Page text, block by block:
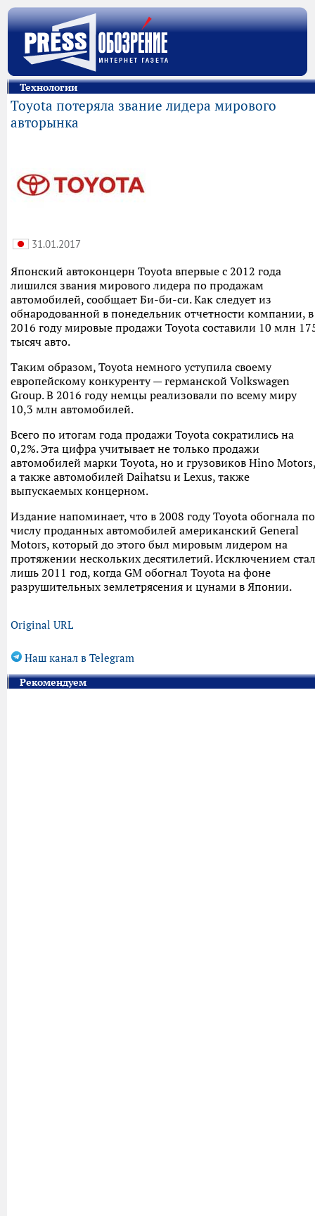
Технологии
Toyota потеряла звание лидера мирового
авторынка
31.01.2017
Японский автоконцерн Toyota впервые с 2012 года
лишился звания мирового лидера по продажам
автомобилей, сообщает Би-би-си. Как следует из
обнародованной в понедельник отчетности компании, в
2016 году мировые продажи Toyota составили 10 млн
тысяч авто.
Таким образом, Toyota немного уступила своему
европейскому конкуренту — германской Volkswagen
Group. В 2016 году немцы реализовали по всему миру
10,3 млн автомобилей.
Всего по итогам года продажи Toyota сократились на
0,2%. Эта цифра учитывает не только продажи
автомобилей марки Toyota, но и грузовиков Hino Motors,
а также автомобилей Daihatsu и Lexus, также
выпускаемых концерном.
Издание напоминает, что в 2008 году Toyota обогнала по
числу проданных автомобилей американский General
Motors, который до этого был мировым лидером на
протяжении нескольких десятилетий. Исключением стал
лишь 2011 год, когда GM обогнал Toyota на фоне
разрушительных землетрясения и цунами в Японии.
Original URL
Наш канал в Telegram
Рекомендуем